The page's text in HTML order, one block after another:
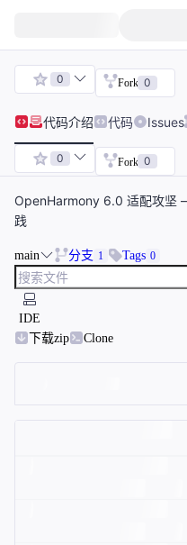
0 Fork 0
代码介绍 代码 Issues
0 Fork 0
OpenHarmony 6.0 适配攻坚
践
main 分支 1 Tags 0
IDE
下载zip
Clone